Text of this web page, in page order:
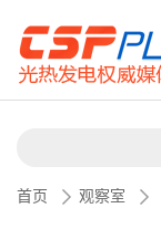
首页 观察室